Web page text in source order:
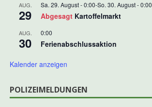
AUG.
29
Sa. 29. August - 0:00-So. 30. August - 0:00
Abgesagt Kartoffelmarkt
AUG.
30
0:00
Ferienabschlussaktion
Kalender anzeigen
POLIZEIMELDUNGEN